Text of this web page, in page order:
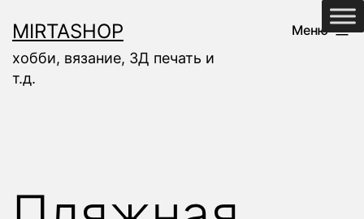
содержимому
MIRTASHOP
хобби, вязание, 3Д печать и
т.д.
Меню